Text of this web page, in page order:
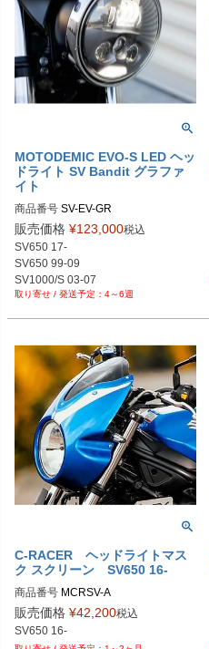
MOTODEMIC EVO-S LED ヘッ
ドライト SV Bandit グラファ
イト
商品番号 SV-EV-GR
SKU: MA01402-8780G
https://motodemic.com/shop/sv650-l
ed-headlight-upgrade/
販売価格 ¥123,000税込
SV650 17-
SV650 99-09
SV1000/S 03-07
Bandit1200/S 01-05 4～6週
C-RACER ヘッドライトマス
ク スクリーン SV650 16-
商品番号
販売価格 ¥42,200税込